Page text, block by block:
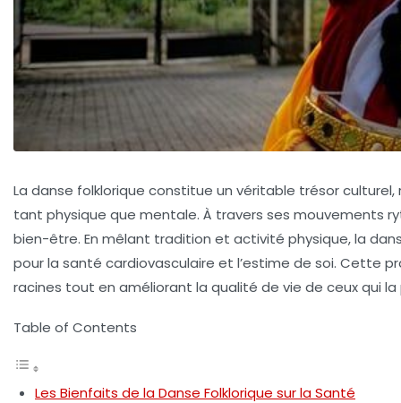
La danse folklorique constitue un véritable trésor
tant physique que mentale. À travers ses mouvements
bien-être. En mêlant tradition et activité physique, la
pour la santé cardiovasculaire et l’estime de soi. Cette
racines tout en améliorant la qualité de vie de ceux qui
Table of Contents
Les Bienfaits de la Danse Folklorique sur la Santé